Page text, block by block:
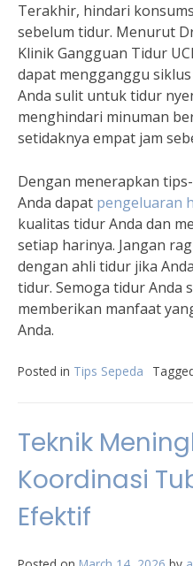
Terakhir, hindari
sebelum tidur. Menurut
Klinik Gangguan Tidur
dapat mengganggu
Anda sulit untuk tidur
menghindari minuman
setidaknya empat jam
Dengan menerapkan
Anda dapat pengeluaran
kualitas tidur Anda dan
setiap harinya. Jangan
dengan ahli tidur jika
tidur. Semoga tidur Anda
memberikan manfaat
Anda.
Posted in Tips Sepeda
Teknik
Koordinasi
Efektif